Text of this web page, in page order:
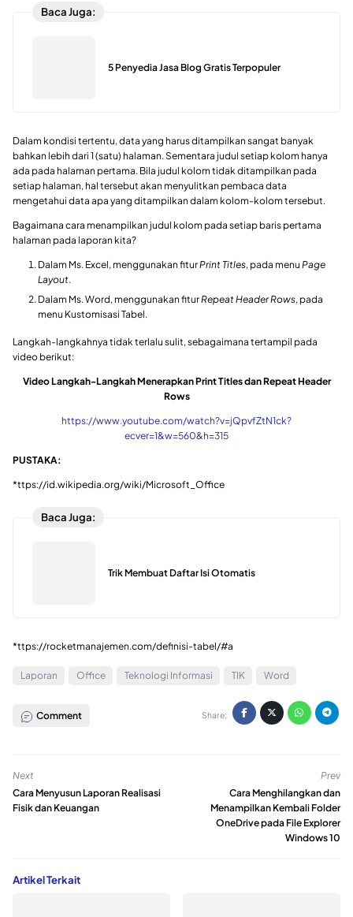
Baca Juga:
5 Penyedia Jasa Blog Gratis Terpopuler
Dalam kondisi tertentu, data yang harus ditampilkan sangat banyak
bahkan lebih dari 1 (satu) halaman. Sementara judul setiap kolom hanya
ada pada halaman pertama. Bila judul kolom tidak ditampilkan pada
setiap halaman, hal tersebut akan menyulitkan pembaca data
mengetahui data apa yang ditampilkan dalam kolom-kolom tersebut.
Bagaimana cara menampilkan judul kolom pada setiap baris pertama
halaman pada laporan kita?
Dalam Ms. Excel, menggunakan fiturPrint Titles, pada menu Page
Layout.
Dalam Ms. Word, menggunakan fiturRepeat Header Rows, pada
menu Kustomisasi Tabel.
Langkah-langkahnya tidak terlalu sulit, sebagaimana tertampil pada
video berikut:
Video Langkah-Langkah Menerapkan Print Titles dan Repeat Header
Rows
https://www.youtube.com/watch?v=jQpvfZtN1ck?
ecver=1&w=560&h=315
PUSTAKA:
*ttps://id.wikipedia.org/wiki/Microsoft_Office
Baca Juga:
Trik Membuat Daftar Isi Otomatis
*ttps://rocketmanajemen.com/definisi-tabel/#a
Laporan Office Teknologi Informasi TIK Word
Comment Share:
Next
Cara Menyusun Laporan Realisasi
Fisik dan Keuangan
Prev
Cara Menghilangkan dan
Menampilkan Kembali Folder
OneDrive pada File Explorer
Windows 10
Artikel Terkait